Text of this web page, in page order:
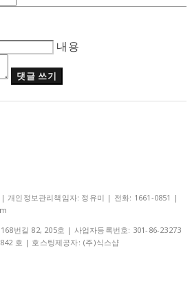
내용
댓글 쓰기
개인정보관리책임자: 정유미 | 전화: 1661-0851 |
번길 82, 205호 | 사업자등록번호: 301-86-23273
호 | 호스팅제공자: (주)식스샵